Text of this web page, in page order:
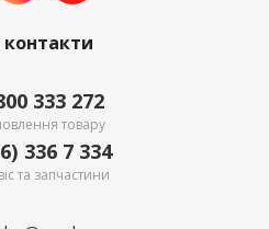
333 272
товару
336 7 334
та запчастини